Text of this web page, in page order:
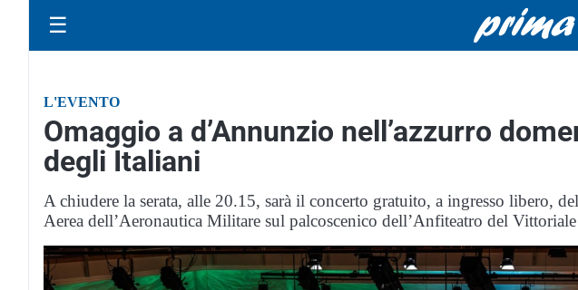
☰
L'EVENTO
Omaggio a d’Annunzio nell’azzurro
degli Italiani
A chiudere la serata, alle 20.15, sarà il concerto gratuito, a ingresso libero,
Aerea dell’Aeronautica Militare sul palcoscenico dell’Anfiteatro del Vittoriale